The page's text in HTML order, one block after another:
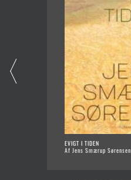
EVIGT I TIDEN
Af Jens Smærup Sørensen